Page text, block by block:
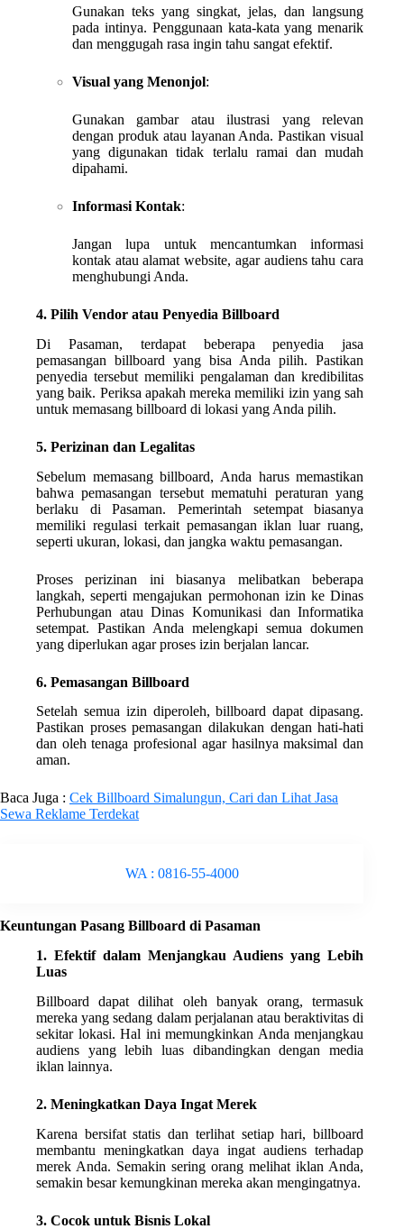
Gunakan teks yang singkat, jelas, dan langsung
pada intinya. Penggunaan kata-kata yang menarik
dan menggugah rasa ingin tahu sangat efektif.
Visual yang Menonjol:
Gunakan gambar atau ilustrasi yang relevan
dengan produk atau layanan Anda. Pastikan visual
yang digunakan tidak terlalu ramai dan mudah
dipahami.
Informasi Kontak:
Jangan lupa untuk mencantumkan informasi
kontak atau alamat website, agar audiens tahu cara
menghubungi Anda.
4. Pilih Vendor atau Penyedia Billboard
Di Pasaman, terdapat beberapa penyedia jasa
pemasangan billboard yang bisa Anda pilih. Pastikan
penyedia tersebut memiliki pengalaman dan kredibilitas
yang baik. Periksa apakah mereka memiliki izin yang sah
untuk memasang billboard di lokasi yang Anda pilih.
5. Perizinan dan Legalitas
Sebelum memasang billboard, Anda harus memastikan
bahwa pemasangan tersebut mematuhi peraturan yang
berlaku di Pasaman. Pemerintah setempat biasanya
memiliki regulasi terkait pemasangan iklan luar ruang,
seperti ukuran, lokasi, dan jangka waktu pemasangan.
Proses perizinan ini biasanya melibatkan beberapa
langkah, seperti mengajukan permohonan izin ke Dinas
Perhubungan atau Dinas Komunikasi dan Informatika
setempat. Pastikan Anda melengkapi semua dokumen
yang diperlukan agar proses izin berjalan lancar.
6. Pemasangan Billboard
Setelah semua izin diperoleh, billboard dapat dipasang.
Pastikan proses pemasangan dilakukan dengan hati-hati
dan oleh tenaga profesional agar hasilnya maksimal dan
aman.
Baca Juga : Cek Billboard Simalungun, Cari dan Lihat Jasa
Sewa Reklame Terdekat
WA : 0816-55-4000
Keuntungan Pasang Billboard di Pasaman
1. Efektif dalam Menjangkau Audiens yang Lebih
Luas
Billboard dapat dilihat oleh banyak orang, termasuk
mereka yang sedang dalam perjalanan atau beraktivitas di
sekitar lokasi. Hal ini memungkinkan Anda menjangkau
audiens yang lebih luas dibandingkan dengan media
iklan lainnya.
2. Meningkatkan Daya Ingat Merek
Karena bersifat statis dan terlihat setiap hari, billboard
membantu meningkatkan daya ingat audiens terhadap
merek Anda. Semakin sering orang melihat iklan Anda,
semakin besar kemungkinan mereka akan mengingatnya.
3. Cocok untuk Bisnis Lokal